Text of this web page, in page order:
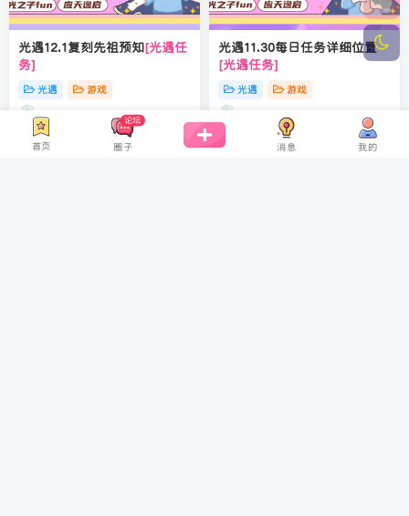
光遇12.1复刻先祖预知[光遇任
务]
光遇 游戏
4年前
光遇11.30每日任务详细位置
[光遇任务]
光遇 游戏
首页 圈子
论坛
消息 我的